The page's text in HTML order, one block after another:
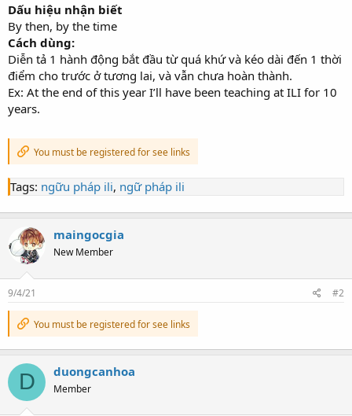
Dấu hiệu nhận biết
By then, by the time
Cách dùng:
Diễn tả 1 hành động bắt đầu từ quá khứ và kéo dài đến 1 thời
điểm cho trước ở tương lai, và vẫn chưa hoàn thành.
Ex: At the end of this year I’ll have been teaching at ILI for 10
years.
You must be registered for see links
Tags: ngữu pháp ili, ngữ pháp ili
maingocgia
New Member
9/4/21 #2
You must be registered for see links
D duongcanhoa
Member